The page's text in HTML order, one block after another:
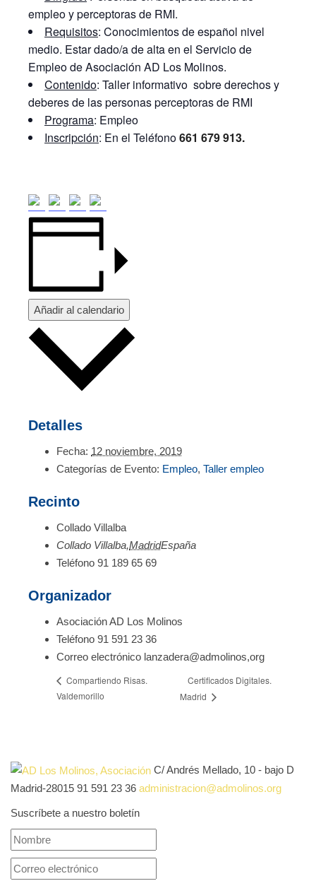
empleo y perceptoras de RMI.
Requisitos: Conocimientos de español nivel
medio. Estar dado/a de alta en el Servicio de
Empleo de Asociación AD Los Molinos.
Contenido: Taller informativo sobre derechos y
deberes de las personas perceptoras de RMI
Programa: Empleo
Inscripción: En el Teléfono661 679 913.
Añadir al calendario
Detalles
Fecha: 12 noviembre, 2019
Categorías de Evento: Empleo, Taller empleo
Recinto
Collado Villalba
Collado Villalba,MadridEspaña
Teléfono 91 189 65 69
Organizador
Asociación AD Los Molinos
Teléfono 91 591 23 36
Correo electrónico lanzadera@admolinos,org
Compartiendo Risas.
Valdemorillo
Certificados Digitales.
Madrid
C/ Andrés Mellado, 10 - bajo D
Madrid-28015 91 591 23 36 administracion@admolinos.org
Suscríbete a nuestro boletín